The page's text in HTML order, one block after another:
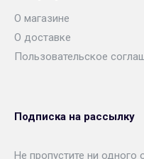
О магазине
О доставке
Пользовательское
Подписка на рассылку
Не пропустите ни одного